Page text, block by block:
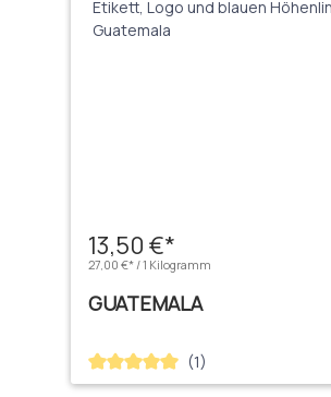
13,50 €*
27,00 €* / 1 Kilogramm
GUATEMALA
Durchschnittliche Bewertung von
(1)